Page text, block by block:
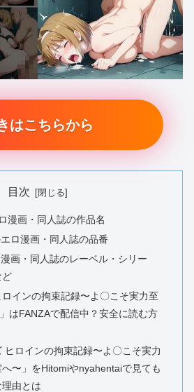
はこちらから
目次
漫画・同人誌の作品名
ロ漫画・同人誌の品番
画・同人誌のレーベル・シリー
ど
ロインの拘束記録〜よ〇こそ実力至
はFANZAで配信中？安全に読む方
ヒロインの拘束記録〜よ〇こそ実力
〜」をHitomiやnyahentaiで見ても
由とは